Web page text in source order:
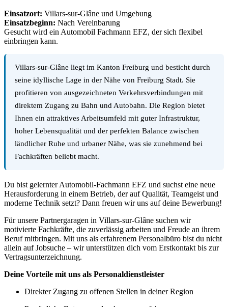
Einsatzort: Villars-sur-Glâne und Umgebung
Einsatzbeginn: Nach Vereinbarung
Gesucht wird ein Automobil Fachmann EFZ, der sich flexibel
einbringen kann.
Villars-sur-Glâne liegt im Kanton Freiburg und besticht durch
seine idyllische Lage in der Nähe von Freiburg Stadt. Sie
profitieren von ausgezeichneten Verkehrsverbindungen mit
direktem Zugang zu Bahn und Autobahn. Die Region bietet
Ihnen ein attraktives Arbeitsumfeld mit guter Infrastruktur,
hoher Lebensqualität und der perfekten Balance zwischen
ländlicher Ruhe und urbaner Nähe, was sie zunehmend bei
Fachkräften beliebt macht.
Du bist gelernter Automobil-Fachmann EFZ und suchst eine neue
Herausforderung in einem Betrieb, der auf Qualität, Teamgeist und
moderne Technik setzt? Dann freuen wir uns auf deine Bewerbung!
Für unsere Partnergaragen in Villars-sur-Glâne suchen wir
motivierte Fachkräfte, die zuverlässig arbeiten und Freude an ihrem
Beruf mitbringen. Mit uns als erfahrenem Personalbüro bist du nicht
allein auf Jobsuche – wir unterstützen dich vom Erstkontakt bis zur
Vertragsunterzeichnung.
Deine Vorteile mit uns als Personaldienstleister
Direkter Zugang zu offenen Stellen in deiner Region